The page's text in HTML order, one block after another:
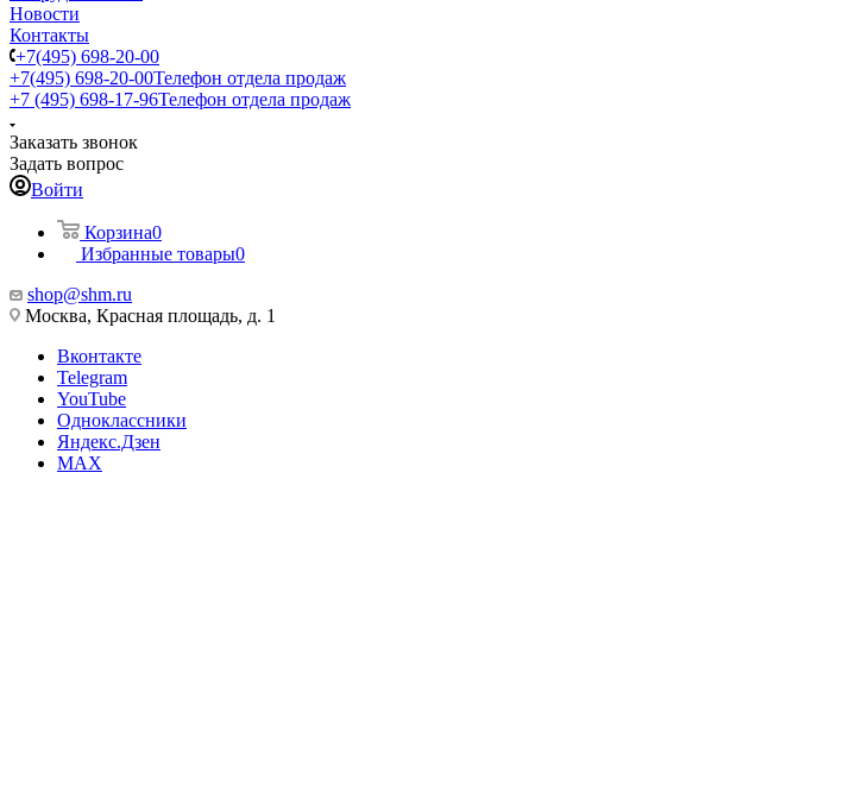
Новости
Контакты
+7(495) 698-20-00
+7(495) 698-20-00Телефон отдела продаж
+7 (495) 698-17-96Телефон отдела продаж
Заказать звонок
Задать вопрос
Войти
Корзина0
Избранные товары0
shop@shm.ru
Москва, Красная площадь, д. 1
Вконтакте
Telegram
YouTube
Одноклассники
Яндекс.Дзен
MAX